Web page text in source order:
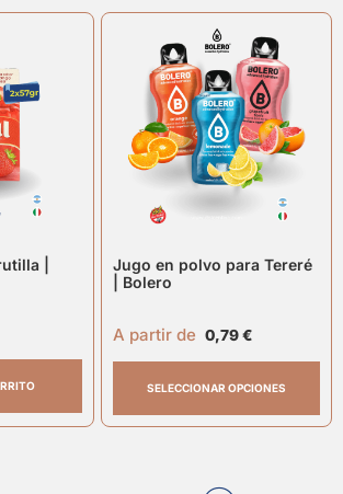
|
Jugo en polvo para Tereré
| Bolero
A partir de 0,79€
SELECCIONAR OPCIONES